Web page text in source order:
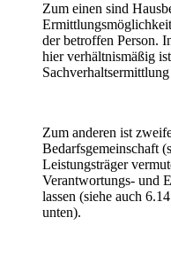
Zum einen sind
der betroffen Person.
hier verhältnismäßig
Zum anderen ist
Bedarfsgemeinschaft
Leistungsträger
Verantwortungs- und
lassen (siehe auch
unten).